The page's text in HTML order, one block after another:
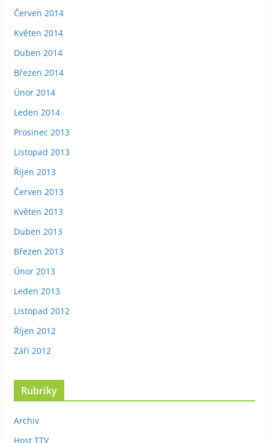
Červen 2014
Květen 2014
Duben 2014
Březen 2014
Únor 2014
Leden 2014
Prosinec 2013
Listopad 2013
Říjen 2013
Červen 2013
Květen 2013
Duben 2013
Březen 2013
Únor 2013
Leden 2013
Listopad 2012
Říjen 2012
Září 2012
Rubriky
Archiv
Host TTV